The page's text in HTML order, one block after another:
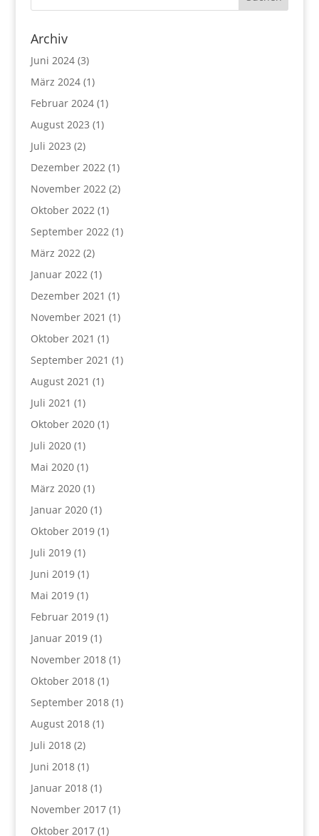
Archiv
Juni 2024(3)
März 2024(1)
Februar 2024(1)
August 2023 (1)
Juli 2023 (2)
Dezember 2022 (1)
November 2022 (2)
Oktober 2022 (1)
September 2022 (1)
März 2022 (2)
Januar 2022 (1)
Dezember 2021 (1)
November 2021 (1)
Oktober 2021 (1)
September 2021 (1)
August 2021 (1)
Juli 2021 (1)
Oktober 2020(1)
Juli 2020(1)
Mai 2020(1)
März 2020(1)
Januar 2020(1)
Oktober 2019(1)
Juli 2019(1)
Juni 2019(1)
Mai 2019(1)
Februar 2019(1)
Januar 2019(1)
November 2018(1)
Oktober 2018(1)
September 2018(1)
August 2018(1)
Juli 2018(2)
Juni 2018(1)
Januar 2018(1)
November 2017(1)
Oktober 2017(1)